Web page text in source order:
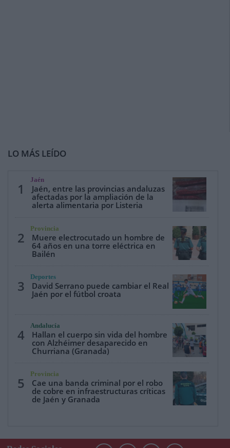
LO MÁS LEÍDO
1
Jaén
Jaén, entre las provincias andaluzas
afectadas por la ampliación de la
alerta alimentaria por Listeria
2
Provincia
Muere electrocutado un hombre de
64 años en una torre eléctrica en
Bailén
3
Deportes
David Serrano puede cambiar el Real
Jaén por el fútbol croata
4
Andalucía
Hallan el cuerpo sin vida del hombre
con Alzhéimer desaparecido en
Churriana (Granada)
5
Provincia
Cae una banda criminal por el robo
de cobre en infraestructuras críticas
de Jaén y Granada